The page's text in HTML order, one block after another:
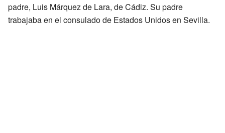
padre, Luis Márquez de Lara, de Cádiz. Su padre
trabajaba en el consulado de Estados Unidos en Sevilla.